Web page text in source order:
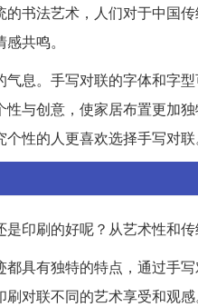
书法艺术，人们对于中国
共鸣。
息。手写对联的字体和字
与创意，使家居布置更加
性的人更喜欢选择手写对联
印刷的好呢？从艺术性和传
具有独特的特点，通过手
对联不同的艺术享受和观